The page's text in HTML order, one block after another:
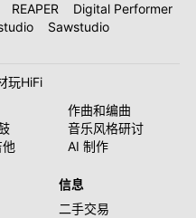
REAPER
Digital Performer
Sawstudio
玩HiFi
作曲和编曲
音乐风格研讨
AI 制作
信息
二手交易